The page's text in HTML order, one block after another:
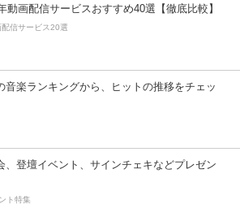
動画配信サービスおすすめ40選【徹底比較】
信サービス20選
音楽ランキングから、ヒットの推移をチェッ
、登壇イベント、サインチェキなどプレゼン
ト特集